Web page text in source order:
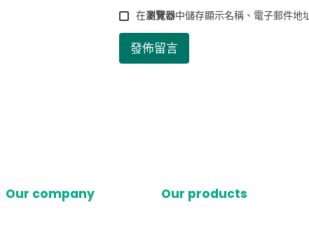
在瀏覽器中儲存顯示名稱、電子郵件地
Our company Our products